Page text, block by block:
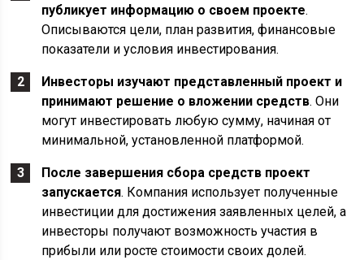
публикует информацию о своем проекте.
Описываются цели, план развития, финансовые
показатели и условия инвестирования.
Инвесторы изучают представленный проект и
принимают решение о вложении средств. Они
могут инвестировать любую сумму, начиная от
минимальной, установленной платформой.
После завершения сбора средств проект
запускается. Компания использует полученные
инвестиции для достижения заявленных целей, а
инвесторы получают возможность участия в
прибыли или росте стоимости своих долей.